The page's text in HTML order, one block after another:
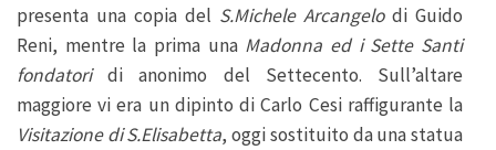
presenta una copia del S.Michele Arcangelodi Guido
Reni, mentre la prima una Madonna ed i Sette Santi
fondatoridi anonimo del Settecento. Sull’altare
maggiore vi era un dipinto di Carlo Cesi raffigurante la
Visitazione di S.Elisabetta, oggi sostituito da una statua